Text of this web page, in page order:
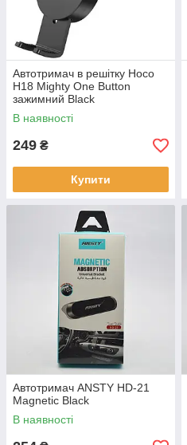
Автотримач в решітку Hoco
H18 Mighty One Button
зажимний Black
В наявності
249 ₴
Купити
Автотримач ANSTY HD-21
Magnetic Black
В наявності